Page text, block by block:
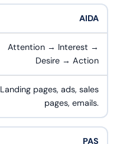
AIDA
Attention → Interest →
Desire → Action
Landing pages, ads, sales
pages, emails.
PAS